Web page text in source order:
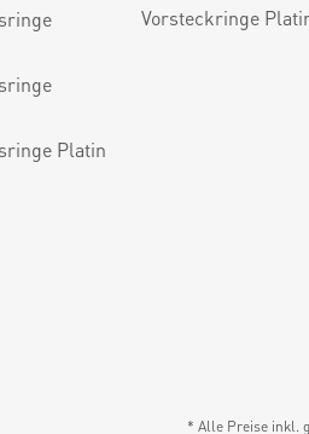
Platin
Vorsteckringe
* Alle Preise inkl.